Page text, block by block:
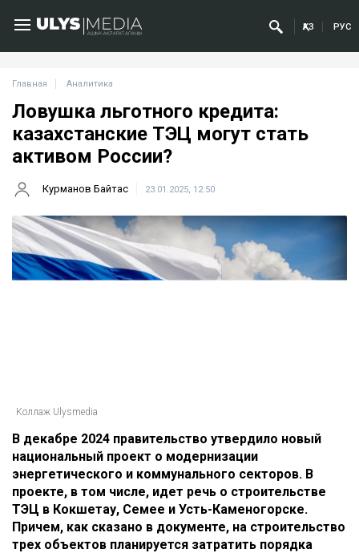
ҚАЗ РУС
Главная Аналитика
Ловушка льготного кредита:
казахстанские ТЭЦ могут стать
активом России?
Курманов Байтас 23.01.2025, 12:50
Коллаж Ulysmedia
В декабре 2024 правительство утвердило новый​
национальный проект о модернизации
энергетического и коммунального секторов. В
проекте, в том числе, идет речь о строительстве
ТЭЦ в Кокшетау, Семее и Усть-Каменогорске.
Причем, как сказано в документе, на строительство
трех объектов планируется затратить порядка